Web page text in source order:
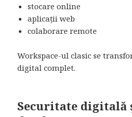
stocare online
aplicații web
colaborare remote
Workspace-ul clasic se
digital complet.
Securitate digitală